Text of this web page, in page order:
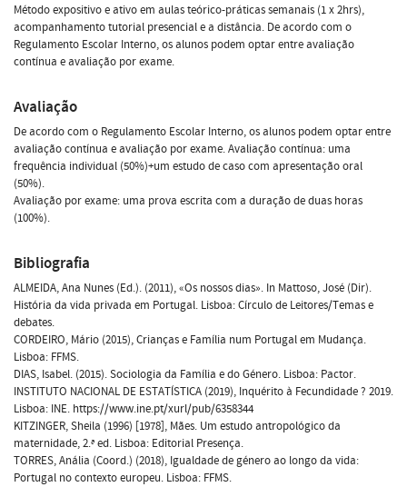
Método expositivo e ativo em aulas teórico-práticas semanais (1 x 2hrs),
acompanhamento tutorial presencial e a distância. De acordo com o
Regulamento Escolar Interno, os alunos podem optar entre avaliação
contínua e avaliação por exame.
Avaliação
De acordo com o Regulamento Escolar Interno, os alunos podem optar entre
avaliação contínua e avaliação por exame. Avaliação contínua: uma
frequência individual (50%)+um estudo de caso com apresentação oral
(50%).
Avaliação por exame: uma prova escrita com a duração de duas horas
(100%).
Bibliografia
ALMEIDA, Ana Nunes (Ed.). (2011), «Os nossos dias». In Mattoso, José (Dir).
História da vida privada em Portugal. Lisboa: Círculo de Leitores/Temas e
debates.
CORDEIRO, Mário (2015), Crianças e Família num Portugal em Mudança.
Lisboa: FFMS.
DIAS, Isabel. (2015). Sociologia da Família e do Género. Lisboa: Pactor.
INSTITUTO NACIONAL DE ESTATÍSTICA (2019), Inquérito à Fecundidade ? 2019.
Lisboa: INE. https://www.ine.pt/xurl/pub/6358344
KITZINGER, Sheila (1996) [1978], Mães. Um estudo antropológico da
maternidade, 2.ª ed. Lisboa: Editorial Presença.
TORRES, Anália (Coord.) (2018), Igualdade de género ao longo da vida:
Portugal no contexto europeu. Lisboa: FFMS.